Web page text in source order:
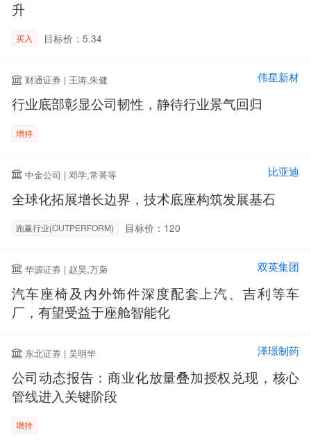
升
买入 目标价：5.34
财通证券 | 王涛,朱健 伟星新材
行业底部彰显公司韧性，静待行业景气回归
增持
中金公司 | 邓学,常菁等 比亚迪
全球化拓展增长边界，技术底座构筑发展基石
跑赢行业(OUTPERFORM) 目标价：120
华源证券 | 赵昊,万枭 双英集团
汽车座椅及内外饰件深度配套上汽、吉利等车
厂，有望受益于座舱智能化
东北证券 | 吴明华 泽璟制药
公司动态报告：商业化放量叠加授权兑现，核心
管线进入关键阶段
增持